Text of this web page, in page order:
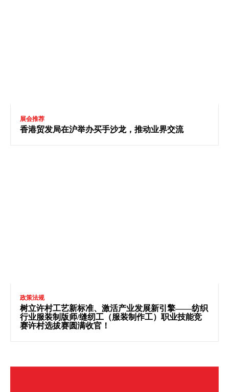
展会推荐
香港贸发局在沪举办买手沙龙，推动业界交流
政策法规
树立许村工艺新标准、激活产业发展新引擎——纺织
行业服装制版师/缝纫工（服装制作工）职业技能竞
赛许村选拔赛圆满收官！